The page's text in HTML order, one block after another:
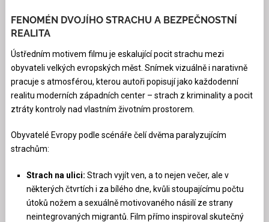
FENOMÉN DVOJÍHO STRACHU A BEZPEČNOSTNÍ
REALITA
Ústředním motivem filmu je eskalující pocit strachu mezi
obyvateli velkých evropských měst. Snímek vizuálně i narativně
pracuje s atmosférou, kterou autoři popisují jako každodenní
realitu moderních západních center – strach z kriminality a pocit
ztráty kontroly nad vlastním životním prostorem.
Obyvatelé Evropy podle scénáře čelí dvěma paralyzujícím
strachům:
Strach na ulici: Strach vyjít ven, a to nejen večer, ale v
některých čtvrtích i za bílého dne, kvůli stoupajícímu počtu
útoků nožem a sexuálně motivovaného násilí ze strany
neintegrovaných migrantů. Film přímo inspiroval skutečný